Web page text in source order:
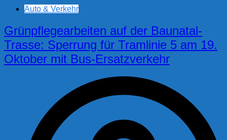
Auto & Verkehr
Grünpflegearbeiten auf der Baunatal-
Trasse: Sperrung für Tramlinie 5 am 19.
Oktober mit Bus-Ersatzverkehr